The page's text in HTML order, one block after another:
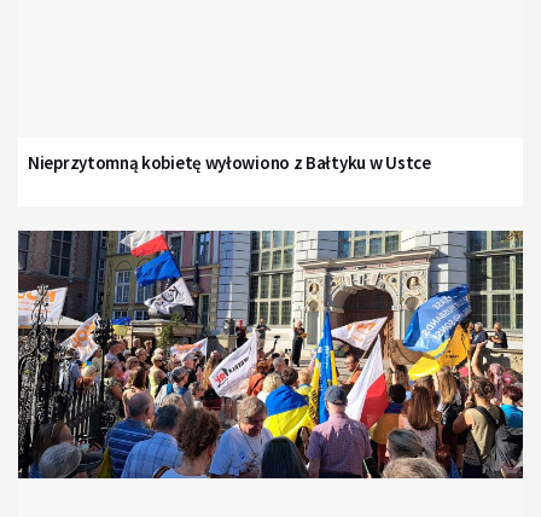
Nieprzytomną kobietę wyłowiono z Bałtyku w Ustce